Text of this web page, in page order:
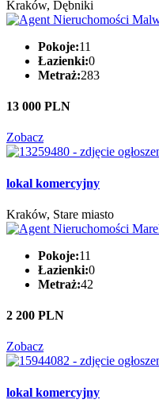
Kraków, Dębniki
Pokoje:11
Łazienki:0
Metraż:283
13 000 PLN
Zobacz
lokal komercyjny
Kraków, Stare miasto
Pokoje:11
Łazienki:0
Metraż:42
2 200 PLN
Zobacz
lokal komercyjny